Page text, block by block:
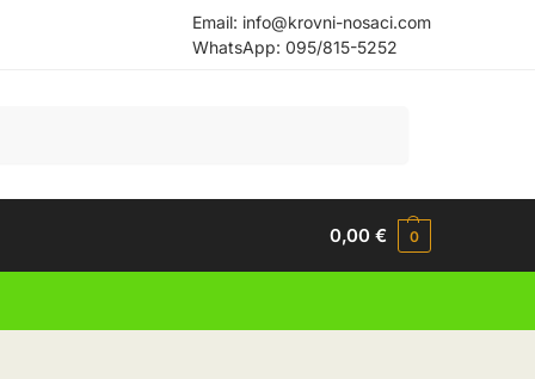
Email: info@krovni-nosaci.com
WhatsApp: 095/815-5252
0,00€ 0